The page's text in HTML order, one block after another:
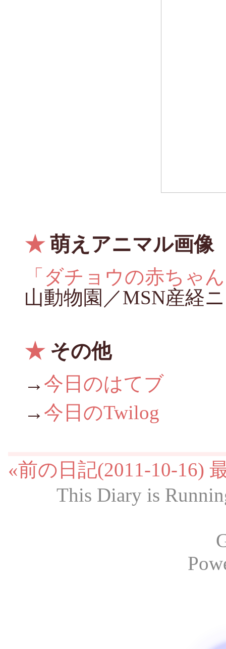
★萌えアニマル画像
「ダチョウの赤ちゃ
山動物園／MSN産経
★その他
→ 今日のはてブ
→ 今日のTwilog
«前の日記(2011-10-16)
This Diary is